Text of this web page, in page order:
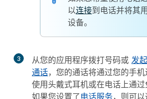
以连接到电话并将其
设备。
3 从您的应用程序拨打号码或 发
通话，您的通话将通过您的手机
使用头戴式耳机或在电话上通过
如果您设置了 电话服务，则可